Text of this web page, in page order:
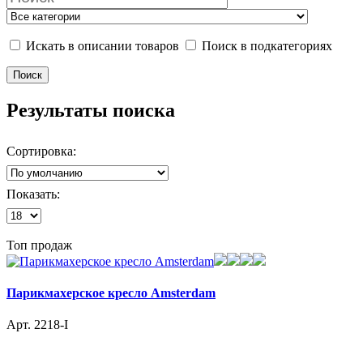
Искать в описании товаров Поиск в подкатегориях
Результаты поиска
Сортировка:
Показать:
Топ продаж
Парикмахерское кресло Amsterdam
Арт. 2218-I